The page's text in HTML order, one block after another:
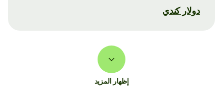
دولار كندي
إظهار المزيد